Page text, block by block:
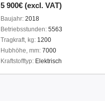
5 900€ (excl. VAT)
Baujahr 2018
Betriebsstunden 5563
Tragkraft, kg 1200
Hubhöhe, mm 7000
Kraftstofftyp
Elektrisch